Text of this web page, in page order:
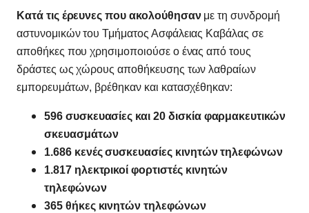
Κατά τις έρευνες που ακολούθησανμε τη συνδρομή
αστυνομικών του Τμήματος Ασφάλειας Καβάλας σε
αποθήκες που χρησιμοποιούσε ο ένας από τους
δράστες ως χώρους αποθήκευσης των λαθραίων
εμπορευμάτων, βρέθηκαν και κατασχέθηκαν:
596 συσκευασίες και 20 δισκία φαρμακευτικών
σκευασμάτων
1.686 κενές συσκευασίες κινητών τηλεφώνων
1.817 ηλεκτρικοί φορτιστές κινητών
τηλεφώνων
365 θήκες κινητών τηλεφώνων